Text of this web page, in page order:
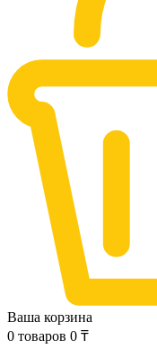
Ваша корзина
0 товаров 0 ₸